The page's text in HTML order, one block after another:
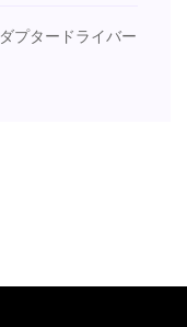
プタードライバー